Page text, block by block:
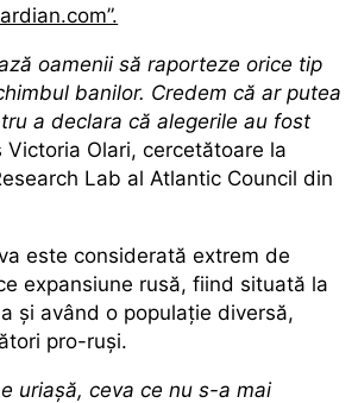
oamenii să raporteze orice tip
banilor. Credem că ar putea
a declara că alegerile au fost
Victoria Olari, cercetătoare la
Lab al Atlantic Council din
este considerată extrem de
expansiune rusă, fiind situată la
și având o populație diversă,
pro-ruși.
uriașă, ceva ce nu s-a mai